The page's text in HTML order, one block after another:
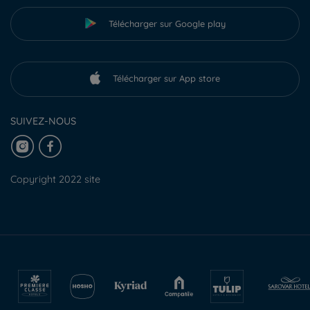
Télécharger sur Google play
Télécharger sur App store
SUIVEZ-NOUS
Copyright 2022 site